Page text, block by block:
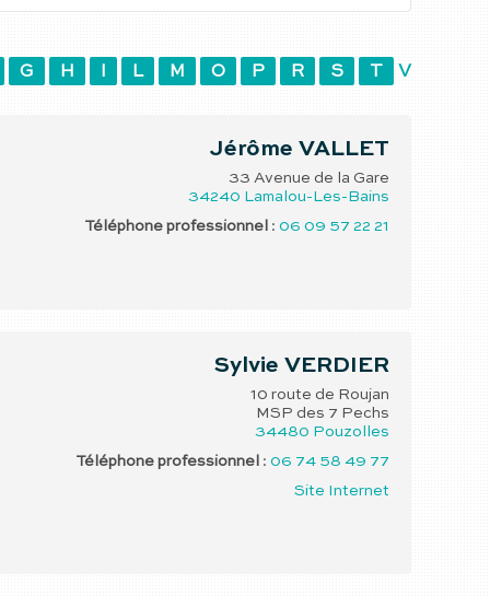
G H I L M O P R S T V
Jérôme VALLET
33 Avenue de la Gare
34240 Lamalou-Les-Bains
Téléphone professionnel : 06 09 57 22 21
Sylvie VERDIER
10 route de Roujan
MSP des 7 Pechs
34480 Pouzolles
Téléphone professionnel : 06 74 58 49 77
Site Internet